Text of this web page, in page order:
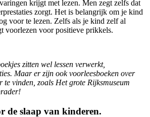
krijgt met lezen. Men zegt zelfs dat
zorgt. Het is belangrijk om je kind
voor te lezen. Zelfs als je kind zelf al
voorlezen voor positieve prikkels.
zitten wel lessen verwerkt,
Maar er zijn ook voorleesboeken over
te vinden, zoals Het grote Rijksmuseum
de slaap van kinderen.